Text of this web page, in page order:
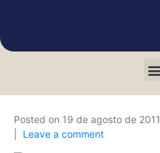
Posted on 19 de agosto de 2011
Leave a comment